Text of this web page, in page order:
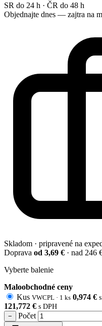
SR do 24 h · ČR do 48 h
Objednajte dnes — zajtra na
Skladom · pripravené na
Doprava od 3,69 € · nad 246
Vyberte balenie
Maloobchodné ceny
Kus VWCPL · 1 ks 0,974 €
121,772 € s DPH
−
Počet